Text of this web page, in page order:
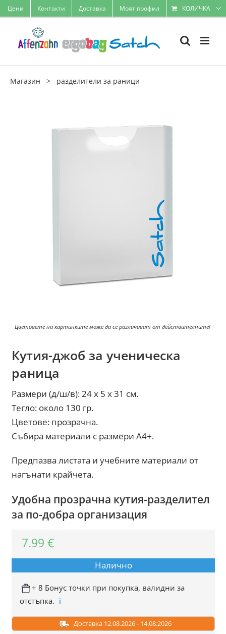
Skip
to
Цени Контакти Доставка Моят профил КОЛИЧКА
Магазин > разделители за раници
Цветовете на картинките може да се различават от действителните!
Кутия-джоб за ученическа
раница
Размери (д/ш/в): 24 х 5 х 31 см.
Тегло: около 130 гр.
Цветове: прозрачна.
Събира материали с размери А4+.
Предпазва листата и учебните материали от
нагънати крайчета.
Удобна прозрачна кутия-разделител
за по-добра организация
7.99€
Налично
+ 8 Бонус точки при покупка, валидни за
отстъпка. ℹ️
Доставка 12.08.2026 - 14.08.2026